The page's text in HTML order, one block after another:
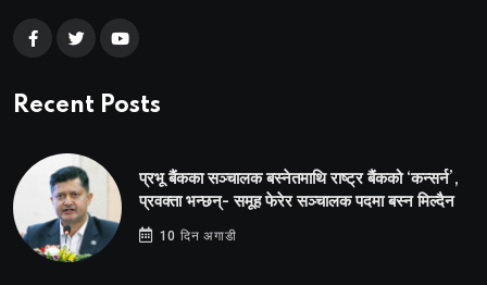
Recent Posts
प्रभू बैंकका सञ्चालक बस्नेतमाथि राष्ट्र बैंकको ‘कन्सर्न’,
प्रवक्ता भन्छन्- समूह फेरेर सञ्चालक पदमा बस्न मिल्दैन
10 दिन अगाडी